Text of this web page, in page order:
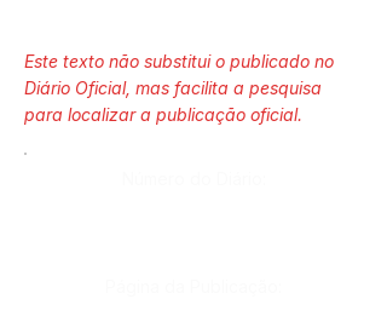
Este texto não substitui o publicado no
Diário Oficial, mas facilita a pesquisa
para localizar a publicação oficial.